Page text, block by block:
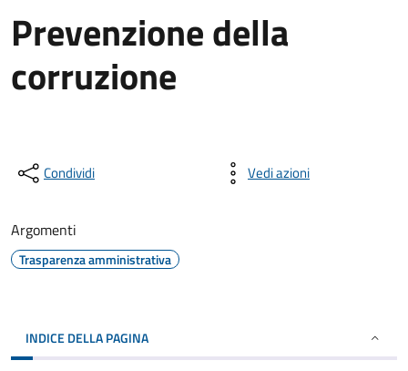
Prevenzione della
corruzione
Condividi Vedi azioni
Argomenti
Trasparenza amministrativa
INDICE DELLA PAGINA